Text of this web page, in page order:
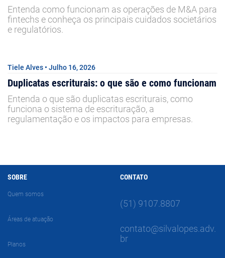
Entenda como funcionam as operações de M&A para
fintechs e conheça os principais cuidados societários
e regulatórios.
Tiele Alves • Julho 16, 2026
Duplicatas escriturais: o que são e como funcionam
Entenda o que são duplicatas escriturais, como
funciona o sistema de escrituração, a
regulamentação e os impactos para empresas.
SOBRE
Quem somos
Áreas de atuação
Planos
CONTATO
(51) 9107.8807
contato@silvalopes.adv.
br